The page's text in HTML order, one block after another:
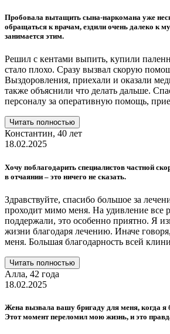
Пробовала вытащить сына-наркомана уже
обращаться к врачам, ездили очень далеко к
занимается этим.
Решил с кентами выпить, купили
стало плохо. Сразу вызвал скорую
Выздоровления, приехали и оказали
также объяснили что делать дальше.
персоналу за оперативную помощь,
Читать полностью
Константин, 40 лет
18.02.2025
Хочу поблагодарить специалистов частной
в отчаянии – это ничего не сказать.
Здравствуйте, спасибо большое за
проходит мимо меня. На удивление все
поддержали, это особенно приятно. Я
жизни благодаря лечению. Иначе
меня. Большая благодарность всей
Читать полностью
Алла, 42 года
18.02.2025
Жена вызвала вашу бригаду для меня, когда я
Этот момент переломил мою жизнь, и это